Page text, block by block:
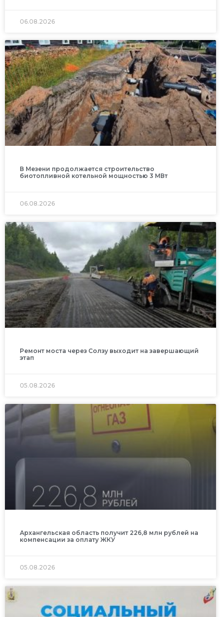
06.08.2026
В Мезени продолжается строительство
биотопливной котельной мощностью 3 МВт
06.08.2026
Ремонт моста через Солзу выходит на завершающий
этап
05.08.2026
Архангельская область получит 226,8 млн рублей на
компенсации за оплату ЖКУ
05.08.2026